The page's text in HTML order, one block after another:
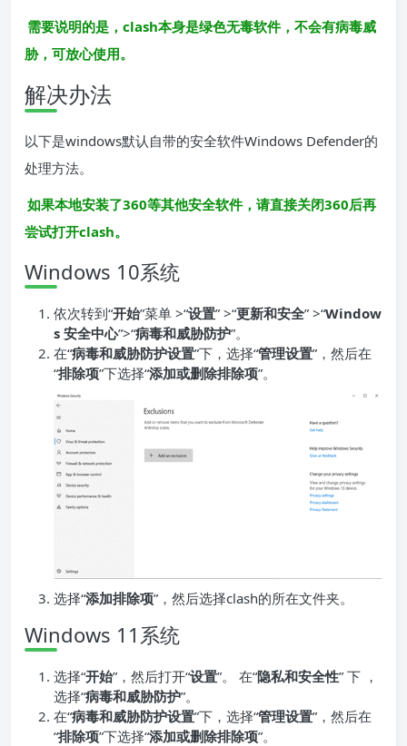
需要说明的是，clash本身是绿色无毒软件，不会有病毒威
胁，可放心使用。
解决办法
以下是windows默认自带的安全软件Windows Defender的
处理方法。
如果本地安装了360等其他安全软件，请直接关闭360后再
尝试打开clash。
Windows 10系统
依次转到“开始”菜单 >“设置” >“更新和安全” >“Window
s 安全中心”>“病毒和威胁防护”。
在“病毒和威胁防护设置”下，选择“管理设置”，然后在
“排除项”下选择“添加或删除排除项”。
选择“添加排除项”，然后选择clash的所在文件夹。
Windows 11系统
选择“开始”，然后打开“设置”。 在“隐私和安全性” 下 ，
选择“病毒和威胁防护”。
在“病毒和威胁防护设置”下，选择“管理设置”，然后在
“排除项”下选择“添加或删除排除项”。